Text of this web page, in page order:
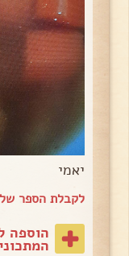
יאמי
לקבלת הספר
הוספה